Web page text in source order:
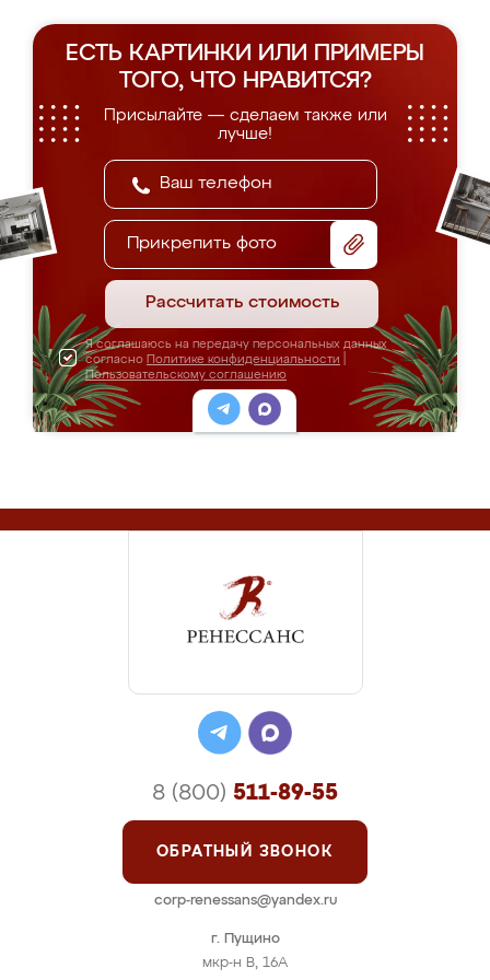
ЕСТЬ КАРТИНКИ ИЛИ ПРИМЕРЫ
ТОГО, ЧТО НРАВИТСЯ?
Присылайте — сделаем также или
лучше!
Прикрепить фото
Рассчитать стоимость
Я соглашаюсь на передачу персональных данных
согласно Политике конфиденциальности
Пользовательскому соглашению
г. Пущино
мкр-н В, 16А
8 (800) 511-89-55
ОБРАТНЫЙ ЗВОНОК
corp-renessans@yandex.ru